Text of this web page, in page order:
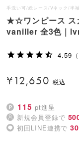
手洗い可/総レース/Vネック/半袖
★☆ワンピース ス
vaniller 全3色｜
4.59
¥12,650
115 pt進呈
新規会員登録で
初回LINE連携で